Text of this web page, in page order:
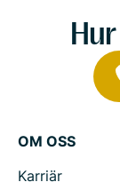
OM OSS
Karriär